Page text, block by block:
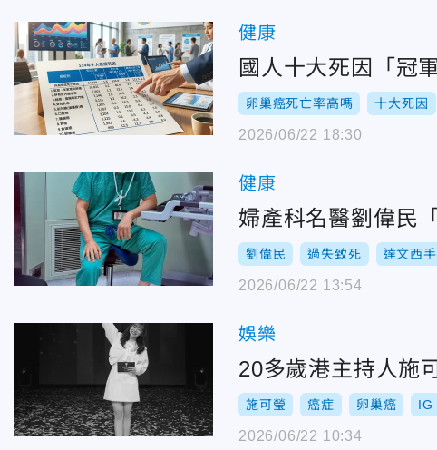
健康
國人十大死因「冠
卵巢癌死亡率高嗎 十大死因
2026/06/22 18:30
健康
婦產科名醫劉偉民
劉偉民 過失致死 達文西
2026/06/22 13:54
娛樂
20多歲港主持人施
施可瑩 癌症 卵巢癌 IG
2026/06/22 10:34